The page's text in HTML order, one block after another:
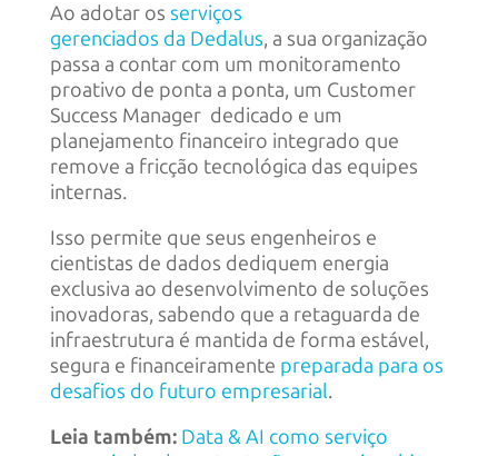
Ao adotar os serviços
gerenciados da Dedalus, a sua organização
passa a contar com um monitoramento
proativo de ponta a ponta, um Customer
Success Manager dedicado e um
planejamento financeiro integrado que
remove a fricção tecnológica das equipes
internas.
Isso permite que seus engenheiros e
cientistas de dados dediquem energia
exclusiva ao desenvolvimento de soluções
inovadoras, sabendo que a retaguarda de
infraestrutura é mantida de forma estável,
segura e financeiramente preparada para os
desafios do futuro empresarial.
Leia também: Data & AI como serviço